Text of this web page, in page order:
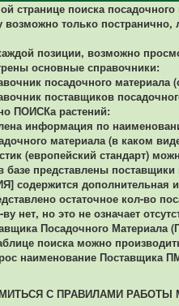
странице поиска посадочного
возможно только
позиции, возможно
основные справочники:
посадочного материала
поставщиков
ПОИСКа растений:
информация по
материала (в каком
(европейский стандарт)
представлены поставщики
содержится дополнительная
остаточное кол-во
нет, но это не означает
Посадочного Материала
поиска можно
наименование Поставщика
С ПРАВИЛАМИ